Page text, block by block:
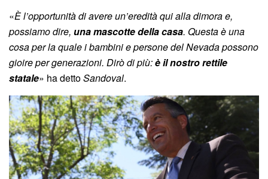
«È l’opportunità di avere un’eredità qui alla dimora e,
possiamo dire, una mascotte della casa. Questa è una
cosa per la quale i bambini e persone del Nevada possono
gioire per generazioni. Dirò di più:è il nostro rettile
statale» ha dettoSandoval.